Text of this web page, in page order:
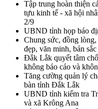
Tập trung hoàn thiện
tựu kinh tế - xã hội
2/9
UBND tỉnh họp báo
Chung sức, đồng
đẹp, văn minh, bản sắc
Đắk Lắk quyết tâm
không báo cáo và
Tăng cường quản lý
bàn tỉnh Đắk Lắk
UBND tỉnh kiểm tra
và xã Krông Ana